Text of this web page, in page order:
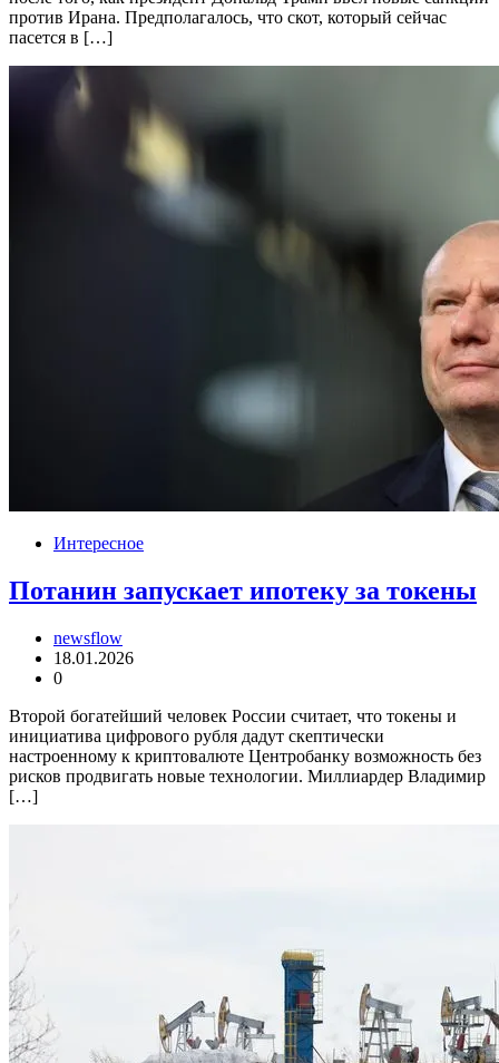
против Ирана. Предполагалось, что скот, который сейчас
пасется в […]
Интересное
Потанин запускает ипотеку за токены
newsflow
18.01.2026
0
Второй богатейший человек России считает, что токены и
инициатива цифрового рубля дадут скептически
настроенному к криптовалюте Центробанку возможность без
рисков продвигать новые технологии. Миллиардер Владимир
[…]